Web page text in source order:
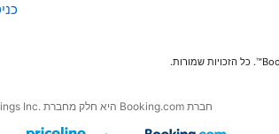
חברת Booking.com היא חלק מחברת .Booking Holdings Inc, המובילה העולמית בנסיעות אונליין ושירותים נלווים.